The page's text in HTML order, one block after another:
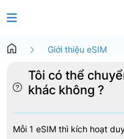
Giới thiệu eSIM
Tôi có thể
khác không ?
Mỗi 1 eSIM thì kích hoạt